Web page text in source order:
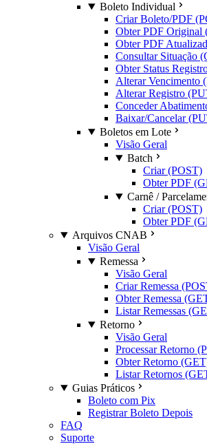
Boleto Individual
Criar Boleto/PDF
Obter PDF Original
Obter PDF
Consultar Situação
Obter Status
Alterar Vencimento
Alterar Registro
Conceder
Baixar/Cancelar
Boletos em Lote
Visão Geral
Batch
Criar (POST)
Obter PDF
Carnê /
Criar (POST)
Obter PDF
Arquivos CNAB
Visão Geral
Remessa
Visão Geral
Criar Remessa
Obter Remessa
Listar Remessas
Retorno
Visão Geral
Processar Retorno
Obter Retorno
Listar Retornos
Guias Práticos
Boleto com Pix
Registrar Boleto Depois
FAQ
Suporte